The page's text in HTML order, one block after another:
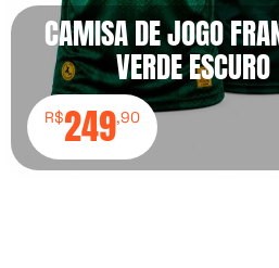
CAMISA DE JOGO
VERDE ESCURO
R$249,90